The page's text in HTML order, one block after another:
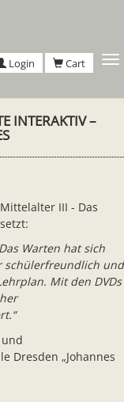
Login Cart
INTERAKTIV –
Mittelalter III - Das
Warten hat sich
schülerfreundlich und
Mit den DVDs
Dresden „Johannes